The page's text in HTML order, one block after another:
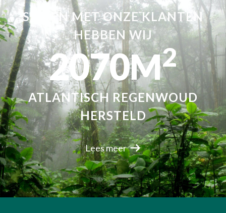
SAMEN MET ONZE KLANTEN
HEBBEN WIJ
2070M2
ATLANTISCH REGENWOUD
HERSTELD
Lees meer